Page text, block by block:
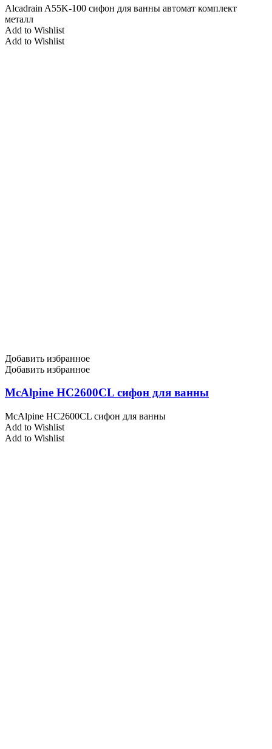
Alcadrain A55K-100 сифон для ванны автомат комплект
металл
Add to Wishlist
Add to Wishlist
Добавить избранное
Добавить избранное
McAlpine HC2600CL сифон для ванны
McAlpine HC2600CL сифон для ванны
Add to Wishlist
Add to Wishlist